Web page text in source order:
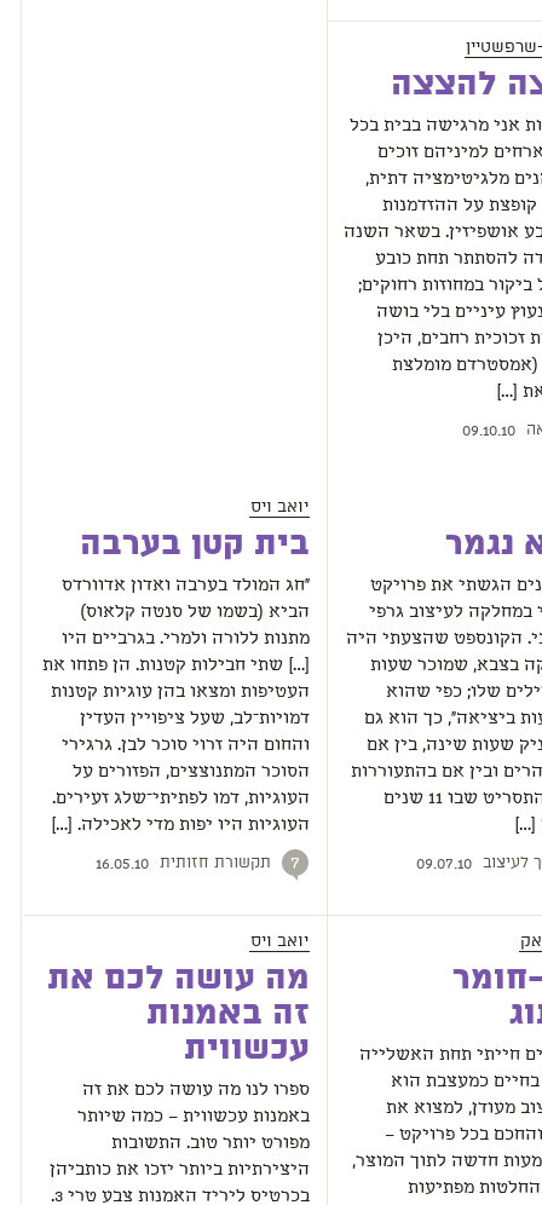
להצצה
אני מרגישה בבית בכל
למיניהם זוכים
מלגיטימציה דתית,
קופצת על ההזדמנות
אושפיזין. בשאר השנה
להסתתר תחת כובע
במחוזות רחוקים;
עיניים בלי בושה
זכוכית רחבים, היכן
(אמסטרדם מומלצת
[…]
09.10.10
נגמר
11 שנים הגשתי את פרויקט
במחלקה לעיצוב גרפי
הקונספט שהצעתי היה
בצבא, שמוכר שעות
שלו; כפי שהוא
ביציאה", כך הוא גם
שעות שינה, בין אם
ובין אם בהתעוררות
מאוחרת. התסריט שבו 11 שנים
[…]
לעיצוב 09.07.10
חומר
חייתי תחת האשלייה
כמעצבת הוא
מעודן, למצוא את
בכל פרויקט –
חדשה לתוך המוצר,
מפתיעות
יואב ויס
בית קטן בערבה
"חג המולד בערבה ואדון אדוורדס
הביא (בשמו של סנטה קלאוס)
מתנות ללורה ולמרי. בגרביים היו
[…] שתי חבילות קטנות. הן פתחו את
העטיפות ומצאו בהן עוגיות קטנות
דמויות־לב, שעל ציפויין העדין
והחום היה זרוי סוכר לבן. גרגירי
הסוכר המתנוצצים, הפזורים על
העוגיות, דמו לפתיתי־שלג זעירים.
העוגיות היו יפות מדי לאכילה. […]
7 תקשורת חזותית 16.05.10
יואב ויס
מה עושה לכם את
זה באמנות
עכשווית
ספרו לנו מה עושה לכם את זה
באמנות עכשווית – כמה שיותר
מפורט יותר טוב. התשובות
היצירתיות ביותר יזכו את כותביהן
בכרטיס ליריד האמנות צבע טרי 3.